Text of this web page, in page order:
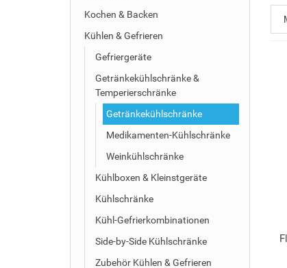
Kochen & Backen
Kühlen & Gefrieren
Gefriergeräte
Getränkekühlschränke &
Temperierschränke
Getränkekühlschränke
Medikamenten-Kühlschränke
Weinkühlschränke
Kühlboxen & Kleinstgeräte
Kühlschränke
Kühl-Gefrierkombinationen
Side-by-Side Kühlschränke
Zubehör Kühlen & Gefrieren